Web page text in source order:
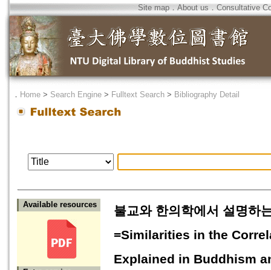
Site map．About us ． Consultative
． Home > Search Engine > Fulltext Search > Bibliography Detail
Available resources
불교와 한의학에서 설명하
=Similarities in the
Explained in Buddhism